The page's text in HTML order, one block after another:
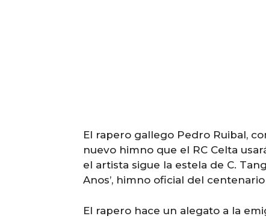
El rapero gallego Pedro Ruibal,
nuevo himno que el RC Celta
el artista sigue la estela de C.
Anos’, himno oficial del
El rapero hace un alegato a la